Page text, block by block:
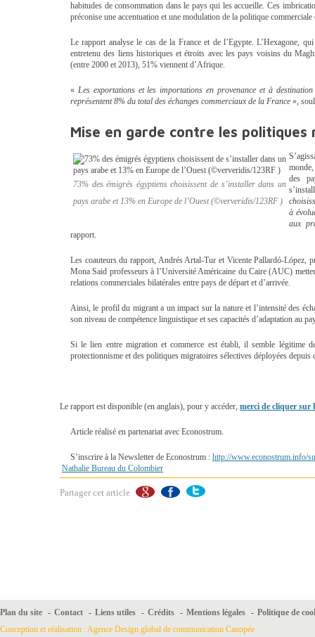
habitudes de consommation dans le pays qui les accueille. Ces
préconise une accentuation et une modulation de la politique
Le rapport analyse le cas de la France et de l’Egypte. L’Hexagone,
entretenu des liens historiques et étroits avec les pays voisins du
(entre 2000 et 2013), 51% viennent d’Afrique.
« Les exportations et les importations en provenance et à
représentent 8% du total des échanges commerciaux de la France »,
Mise en garde contre les
73% des émigrés égyptiens choisissent de s’installer dans un
pays arabe et 13% en Europe de l’Ouest (©ververidis/123RF )
des
à
aux
rapport.
Les coauteurs du rapport, Andrés Artal-Tur et Vicente Pallardó-López,
Mona Said professeurs à l’Université Américaine du Caire (AUC)
relations commerciales bilatérales entre pays de départ et d’arrivée.
Ainsi, le profil du migrant a un impact sur la nature et l’intensité des
son niveau de compétence linguistique et ses capacités d’adaptation au
Si le lien entre migration et commerce est établi, il semble légitime
protectionnisme et des politiques migratoires sélectives déployées
Le rapport est disponible (en anglais), pour y accéder, merci de cliquer sur
Article réalisé en partenariat avec Econostrum.
S’inscrire à la Newsletter de Econostrum : http://www.econostrum.info/
Nathalie Bureau du Colombier
Partager cet article
Plan du site - Contact - Liens utiles - Crédits - Mentions légales - Politique de
Conception et réalisation : Agence Design global de communication Canopée